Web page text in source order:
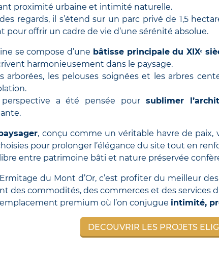
proximité urbaine et intimité naturelle.
regards, il s’étend sur un parc privé de 1,5
pour offrir un cadre de vie d’une sérénité absolue.
se compose d’une bâtisse principale du XIXᵉ
harmonieusement dans le paysage.
arborées, les pelouses soignées et les arbres
perspective a été pensée pour sublimer
, conçu comme un véritable havre de paix,
pour prolonger l’élégance du site tout en
entre patrimoine bâti et nature préservée
du Mont d’Or, c’est profiter du meilleur
des commodités, des commerces et des services
emplacement premium où l’on conjugue intimité,
DECOUVRIR LES PROJETS